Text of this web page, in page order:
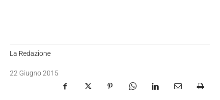
La Redazione
22 Giugno 2015